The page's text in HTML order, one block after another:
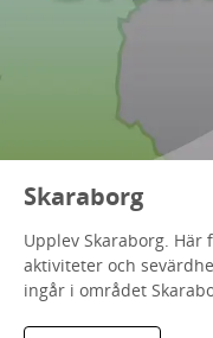
Skaraborg
Upplev Skaraborg.
aktiviteter och
ingår i området